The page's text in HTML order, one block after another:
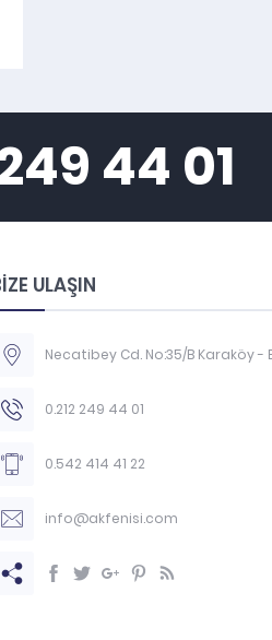
44 01
ULAŞIN
Necatibey Cd. No:35/B Karaköy -
0.212 249 44 01
0.542 414 41 22
info@akfenisi.com